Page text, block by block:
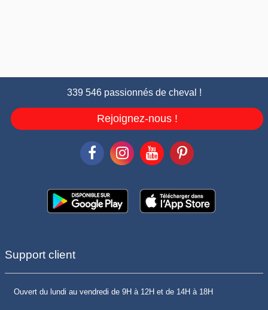
339 546 passionnés de cheval !
Rejoignez-nous !
Support client
Ouvert du lundi au vendredi de 9H à 12H et de 14H à 18H